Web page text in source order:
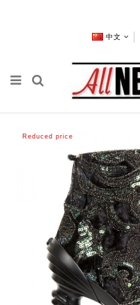
中文
Reduced price